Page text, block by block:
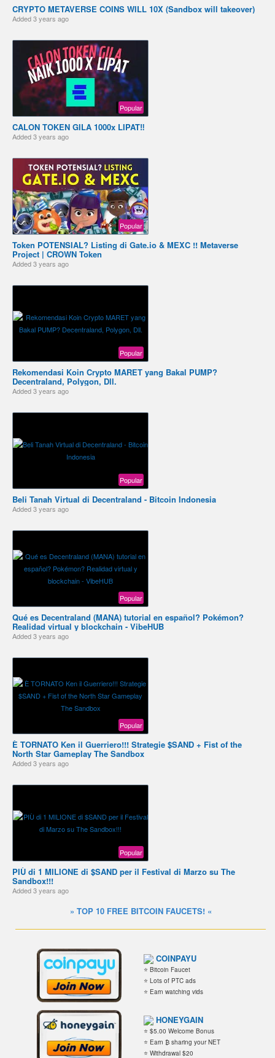
CRYPTO METAVERSE COINS WILL 10X (Sandbox will takeover)
Added3 years ago
Popular
CALON TOKEN GILA 1000x LIPAT‼️
Added3 years ago
Popular
Token POTENSIAL? Listing di Gate.io & MEXC !! Metaverse
Project | CROWN Token
Added3 years ago
Popular
Rekomendasi Koin Crypto MARET yang Bakal PUMP?
Decentraland, Polygon, Dll.
Added3 years ago
Popular
Beli Tanah Virtual di Decentraland - Bitcoin Indonesia
Added3 years ago
Popular
Qué es Decentraland (MANA) tutorial en español? Pokémon?
Realidad virtual y blockchain - VibeHUB
Added3 years ago
Popular
È TORNATO Ken il Guerriero!!! Strategie $SAND + Fist of the
North Star Gameplay The Sandbox
Added3 years ago
Popular
PIÙ di 1 MILIONE di $SAND per il Festival di Marzo su The
Sandbox!!!
Added3 years ago
» TOP 10 FREE BITCOIN FAUCETS! «
COINPAYU
⭐ Bitcoin Faucet
⭐ Lots of PTC ads
⭐ Earn watching vids
HONEYGAIN
⭐ $5.00 Welcome Bonus
⭐ Earn ₿ sharing your NET
⭐ Withdrawal $20